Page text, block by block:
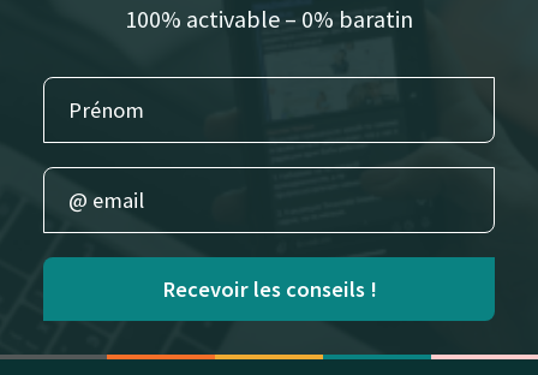
100% activable – 0% baratin
Recevoir les conseils !